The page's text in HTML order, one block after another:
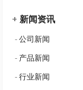
+ 新闻资讯
-公司新闻
- 产品新闻
-行业新闻